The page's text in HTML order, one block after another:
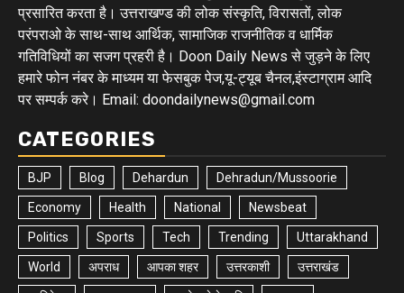
प्रसारित करता है। उत्तराखण्ड की लोक संस्कृति, विरासतों, लोक
परंपराओ के साथ-साथ आर्थिक, सामाजिक राजनीतिक व धार्मिक
गतिविधियों का सजग प्रहरी है। Doon Daily News से जुड़ने के लिए
हमारे फोन नंबर के माध्यम या फेसबुक पेज,यू-ट्यूब चैनल,इंस्टाग्राम आदि
पर सम्पर्क करे। Email: doondailynews@gmail.com
CATEGORIES
BJP Blog Dehardun Dehradun/Mussoorie
Economy Health National Newsbeat
Politics Sports Tech Trending Uttarakhand
World अपराध आपका शहर उत्तरकाशी उत्तराखंड